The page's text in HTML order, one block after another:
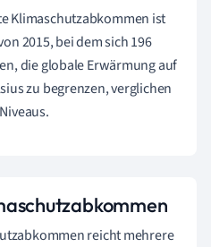
Klimaschutzabkommen ist
2015, bei dem sich 196
die globale Erwärmung auf
zu begrenzen, verglichen
reicht mehrere